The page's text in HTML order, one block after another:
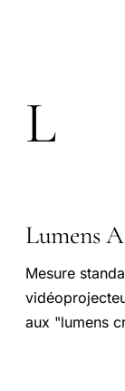
L
Lumens
Mesure
aux "lumens